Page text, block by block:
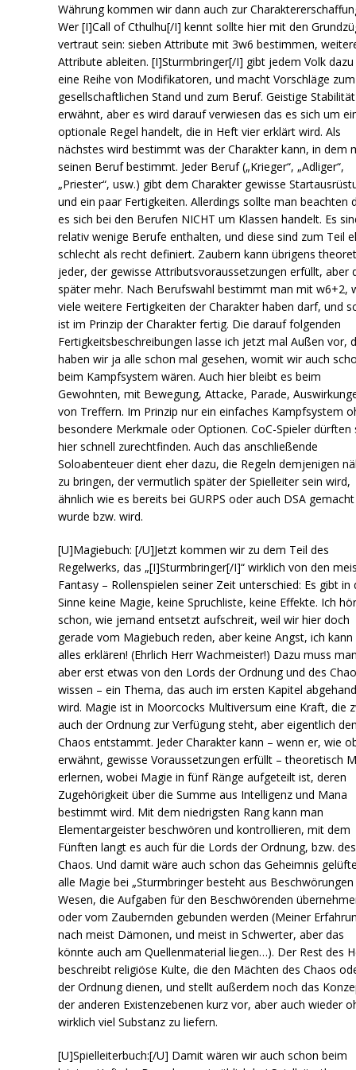
Währung kommen wir dann auch zur
Wer [I]Call of Cthulhu[/I] kennt sollte hier mit den
vertraut sein: sieben Attribute mit 3w6 bestimmen,
Attribute ableiten. [I]Sturmbringer[/I] gibt jedem Volk
eine Reihe von Modifikatoren, und macht Vorschläge zum
gesellschaftlichen Stand und zum Beruf. Geistige
erwähnt, aber es wird darauf verwiesen das es sich um
optionale Regel handelt, die in Heft vier erklärt wird. Als
nächstes wird bestimmt was der Charakter kann, in dem
seinen Beruf bestimmt. Jeder Beruf („Krieger“, „Adliger“,
„Priester“, usw.) gibt dem Charakter gewisse
und ein paar Fertigkeiten. Allerdings sollte man beachten
es sich bei den Berufen NICHT um Klassen handelt. Es
relativ wenige Berufe enthalten, und diese sind zum Teil
schlecht als recht definiert. Zaubern kann übrigens
jeder, der gewisse Attributsvoraussetzungen erfüllt, aber
später mehr. Nach Berufswahl bestimmt man mit w6+2,
viele weitere Fertigkeiten der Charakter haben darf, und
ist im Prinzip der Charakter fertig. Die darauf folgenden
Fertigkeitsbeschreibungen lasse ich jetzt mal Außen vor,
haben wir ja alle schon mal gesehen, womit wir auch
beim Kampfsystem wären. Auch hier bleibt es beim
Gewohnten, mit Bewegung, Attacke, Parade,
von Treffern. Im Prinzip nur ein einfaches Kampfsystem
besondere Merkmale oder Optionen. CoC-Spieler dürften
hier schnell zurechtfinden. Auch das anschließende
Soloabenteuer dient eher dazu, die Regeln demjenigen
zu bringen, der vermutlich später der Spielleiter sein wird,
ähnlich wie es bereits bei GURPS oder auch DSA gemacht
wurde bzw. wird.
[U]Magiebuch: [/U]Jetzt kommen wir zu dem Teil des
Regelwerks, das „[I]Sturmbringer[/I]“ wirklich von den
Fantasy – Rollenspielen seiner Zeit unterschied: Es gibt in
Sinne keine Magie, keine Spruchliste, keine Effekte. Ich
schon, wie jemand entsetzt aufschreit, weil wir hier doch
gerade vom Magiebuch reden, aber keine Angst, ich kann
alles erklären! (Ehrlich Herr Wachmeister!) Dazu muss
aber erst etwas von den Lords der Ordnung und des
wissen – ein Thema, das auch im ersten Kapitel
wird. Magie ist in Moorcocks Multiversum eine Kraft, die
auch der Ordnung zur Verfügung steht, aber eigentlich
Chaos entstammt. Jeder Charakter kann – wenn er, wie
erwähnt, gewisse Voraussetzungen erfüllt – theoretisch
erlernen, wobei Magie in fünf Ränge aufgeteilt ist, deren
Zugehörigkeit über die Summe aus Intelligenz und Mana
bestimmt wird. Mit dem niedrigsten Rang kann man
Elementargeister beschwören und kontrollieren, mit dem
Fünften langt es auch für die Lords der Ordnung, bzw. des
Chaos. Und damit wäre auch schon das Geheimnis
alle Magie bei „Sturmbringer besteht aus
Wesen, die Aufgaben für den Beschwörenden
oder vom Zaubernden gebunden werden (Meiner
nach meist Dämonen, und meist in Schwerter, aber das
könnte auch am Quellenmaterial liegen…). Der Rest des
beschreibt religiöse Kulte, die den Mächten des Chaos
der Ordnung dienen, und stellt außerdem noch das
der anderen Existenzebenen kurz vor, aber auch wieder
wirklich viel Substanz zu liefern.
[U]Spielleiterbuch:[/U] Damit wären wir auch schon beim